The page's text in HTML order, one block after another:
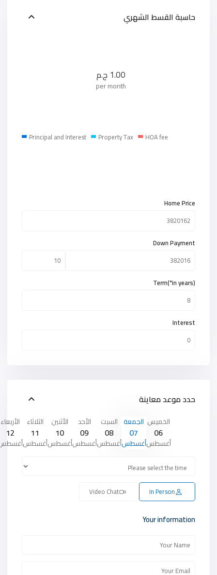
حاسبة القسط الشهري
1.00 ج.م
per month
Principal and Interest Property Tax HOA fee
Home Price
Down Payment
Term(*in years)
Interest
حدد موعد معاينة
الخميس
06
أغسطس
الجمعة
07
أغسطس
السبت
08
أغسطس
الأحد
09
أغسطس
الأثنين
10
أغسطس
الثلاثاء
11
أغسطس
الأربعاء
12
In Person
Video Chat
Your information